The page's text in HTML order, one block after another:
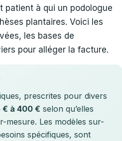
patient à qui un podologue
plantaires. Voici les
les bases de
pour alléger la facture.
prescrites pour divers
€ à 400 € selon qu’elles
mesure. Les modèles sur-
spécifiques, sont